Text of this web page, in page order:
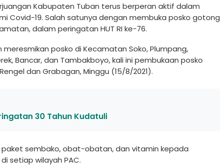
Kabupaten Tuban terus berperan aktif dalam
Covid-19. Salah satunya dengan membuka posko gotong
dalam peringatan HUT RI ke-76.
posko di Kecamatan Soko, Plumpang,
Bancar, dan Tambakboyo, kali ini pembukaan posko
dan Grabagan, Minggu (15/8/2021).
30 Tahun Kudatuli
sembako, obat-obatan, dan vitamin kepada
setiap wilayah PAC.